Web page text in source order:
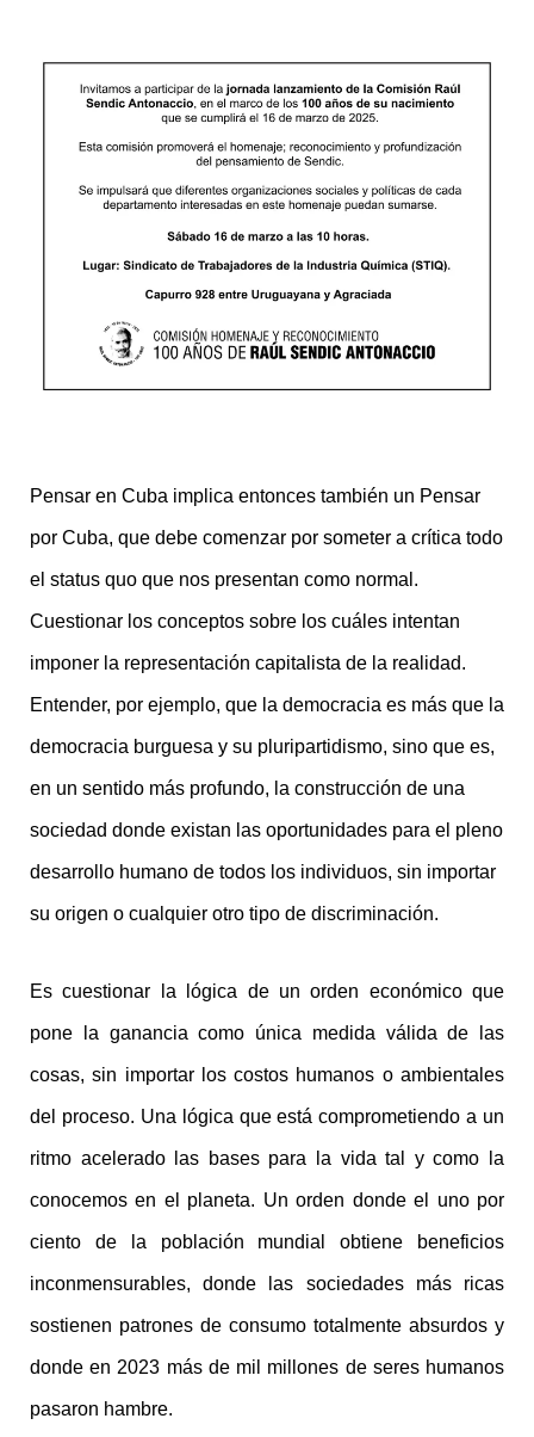
Pensar en Cuba implica entonces también un Pensar
por Cuba, que debe comenzar por someter a crítica todo
el status quo que nos presentan como normal.
Cuestionar los conceptos sobre los cuáles intentan
imponer la representación capitalista de la realidad.
Entender, por ejemplo, que la democracia es más que la
democracia burguesa y su pluripartidismo, sino que es,
en un sentido más profundo, la construcción de una
sociedad donde existan las oportunidades para el pleno
desarrollo humano de todos los individuos, sin importar
su origen o cualquier otro tipo de discriminación.
Es cuestionar la lógica de un orden económico que
pone la ganancia como única medida válida de las
cosas, sin importar los costos humanos o ambientales
del proceso. Una lógica que está comprometiendo a un
ritmo acelerado las bases para la vida tal y como la
conocemos en el planeta. Un orden donde el uno por
ciento de la población mundial obtiene beneficios
inconmensurables, donde las sociedades más ricas
sostienen patrones de consumo totalmente absurdos y
donde en 2023 más de mil millones de seres humanos
pasaron hambre.